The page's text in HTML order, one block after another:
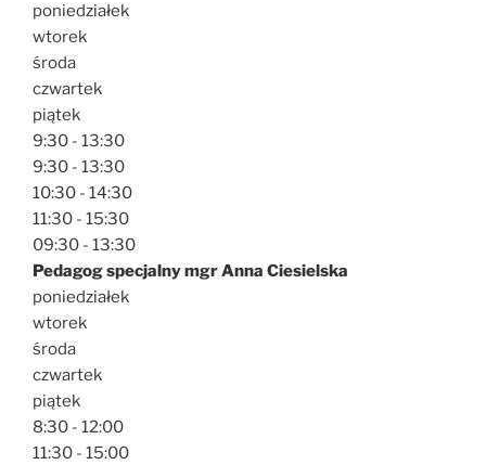
poniedziałek
wtorek
środa
czwartek
piątek
9:30 - 13:30
9:30 - 13:30
10:30 - 14:30
11:30 - 15:30
09:30 - 13:30
Pedagog specjalny mgr Anna Ciesielska
poniedziałek
wtorek
środa
czwartek
piątek
8:30 - 12:00
11:30 - 15:00